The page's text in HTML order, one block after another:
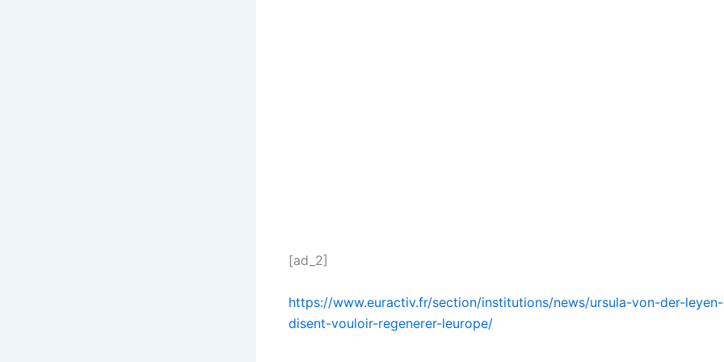
[ad_2]
https://www.euractiv.fr/section/institutions/news/ursula-von-der-
disent-vouloir-regenerer-leurope/